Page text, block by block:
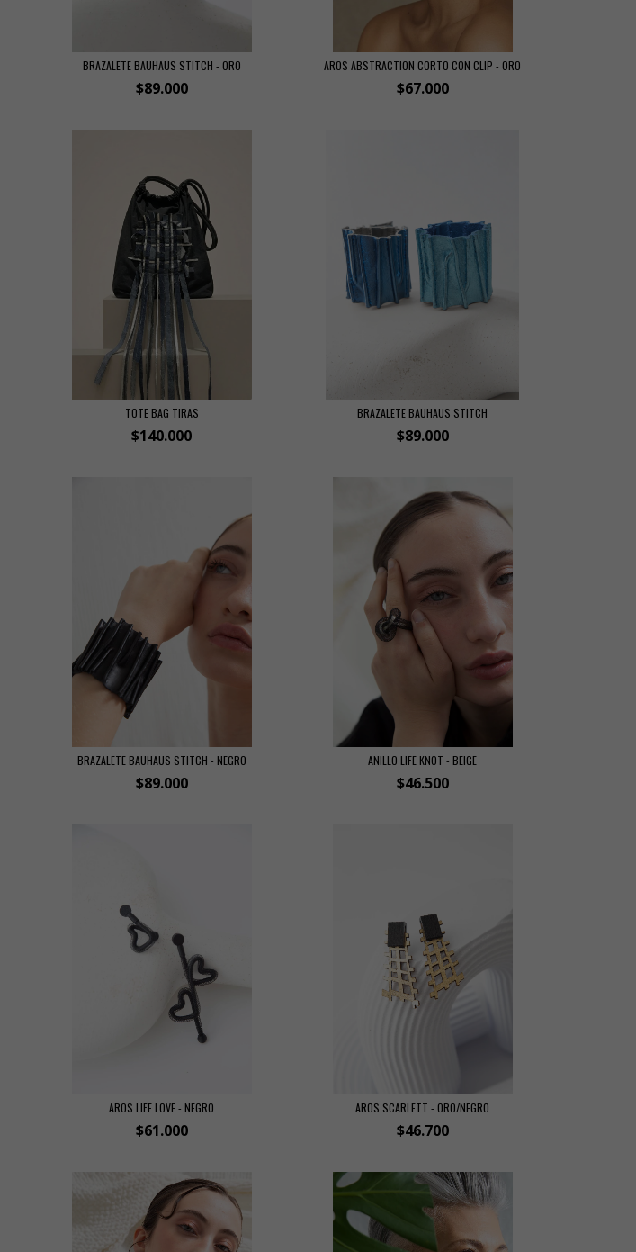
BRAZALETE BAUHAUS STITCH - ORO
$89.000
AROS ABSTRACTION CORTO CON CLIP - ORO
$67.000
TOTE BAG TIRAS
$140.000
BRAZALETE BAUHAUS STITCH
$89.000
BRAZALETE BAUHAUS STITCH - NEGRO
$89.000
ANILLO LIFE KNOT - BEIGE
$46.500
AROS LIFE LOVE - NEGRO
$61.000
AROS SCARLETT - ORO/NEGRO
$46.700